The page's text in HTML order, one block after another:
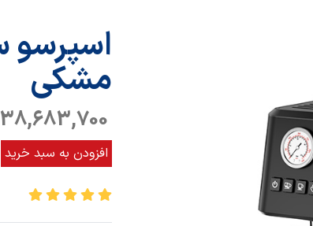
مشکی
38,683,700 تومان
افزودن به سبد خرید